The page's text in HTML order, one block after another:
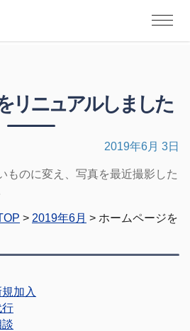
リニュアルしました
2019年6月 3日
ものに変え、写真を最近撮影した
> 2019年6月 > ホームページを
加入
行